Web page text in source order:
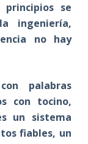
principios se
ingeniería,
no hay
palabras
con tocino,
un sistema
fiables, un